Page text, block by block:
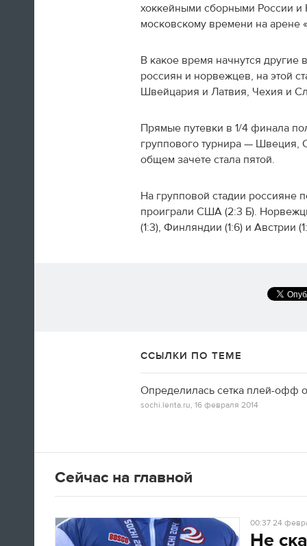
сборная хоккейного турнира) на пути из
Юлия Липницкая
Только сейчас посмотрел
а нереально эмоционально!
Алексей Ягудин
14:34
хоккейными сборными России и
московскому времени на
В какое время начнутся
россиян и норвежцев, на этой
Швейцария и Латвия, Чехия и
Прямые путевки в 1/4 финала
группового турнира — Швеция,
общем зачете стала пятой.
На групповой стадии россияне
проиграли США (2:3 Б).
(1:3), Финляндии (1:6) и Австрии
ССЫЛКИ ПО ТЕМЕ
Определилась сетка плей-офф
sochi.lenta.ru, 16 февраля 2014
Сейчас на главной
00:3724
Не